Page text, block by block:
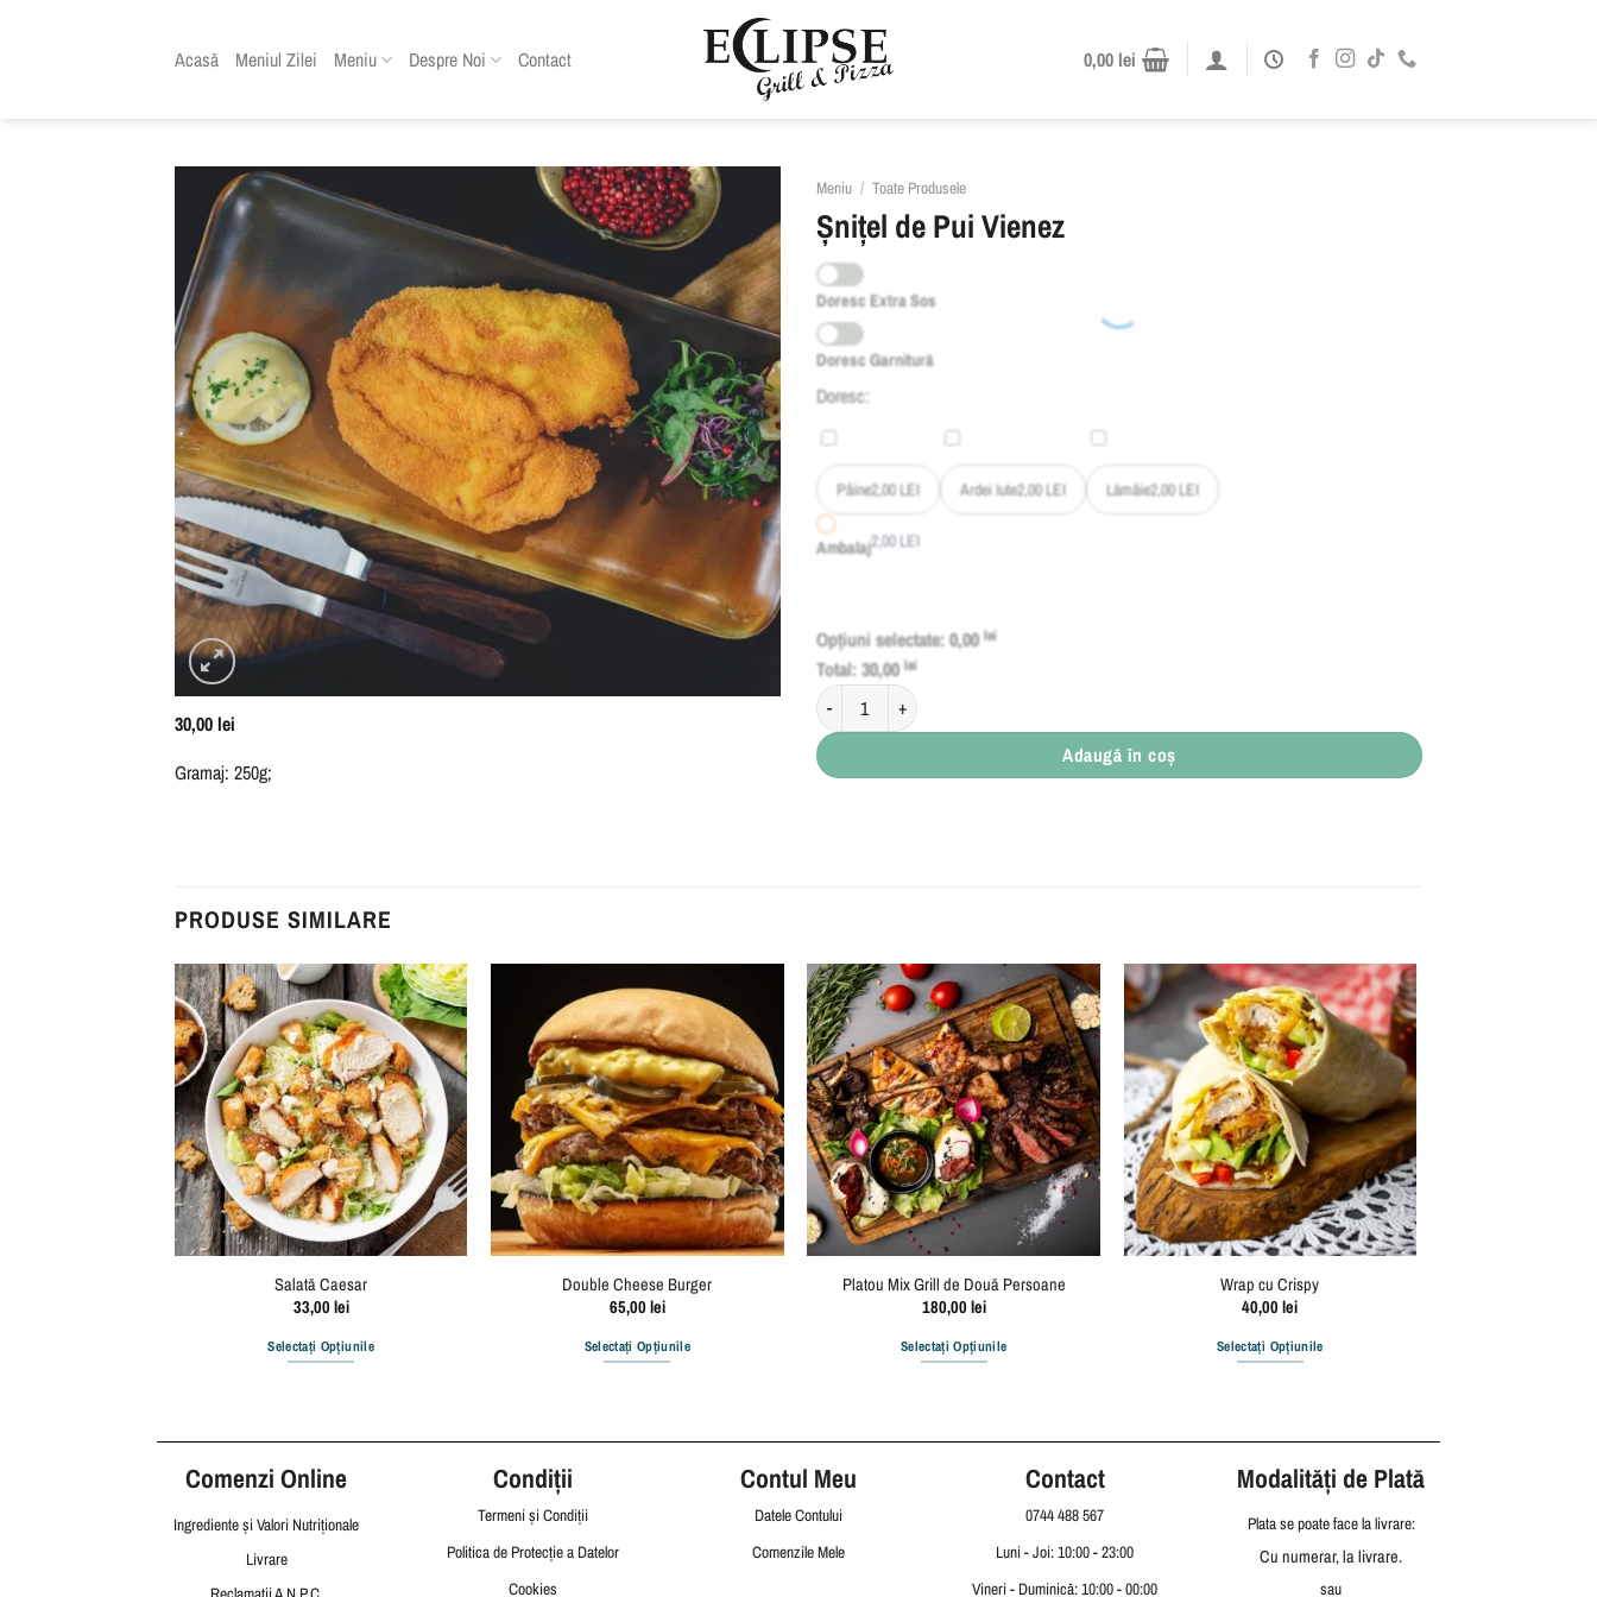
Acasă Meniul Zilei Meniu Despre Noi Contact 0,00 lei
30,00lei
Gramaj: 250g;
Meniu / Toate Produsele
Șnițel de Pui Vienez
Doresc Extra Sos
Doresc Garnitură
Doresc:
Pâine2,00LEI Ardei Iute2,00LEI Lămâie2,00LEI
Ambalaj2,00LEI
Opțiuni selectate:0,00lei
Total:30,00lei
Cantitate Șnițel de Pui Vienez
Adaugă în coș
PRODUSE SIMILARE
Salată Caesar
33,00lei
Selectați Opțiunile
Double Cheese Burger
65,00lei
Selectați Opțiunile
Platou Mix Grill de Două Persoane
180,00lei
Selectați Opțiunile
Wrap cu Crispy
40,00lei
Selectați Opțiunile
Comenzi Online
Ingrediente și Valori Nutriționale
Livrare
Condiții
Termeni și Condiții
Politica de Protecție a Datelor
Cookies
Contul Meu
Datele Contului
Comenzile Mele
Contact
0744 488 567
Luni - Joi: 10:00 - 23:00
Vineri - Duminică: 10:00 - 00:00
Modalități de Plată
Plata se poate face la livrare:
Cu numerar, la livrare.
sau